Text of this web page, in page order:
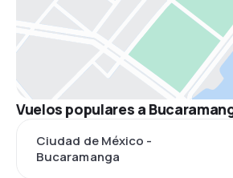
Vuelos populares a
Ciudad de México -
Bucaramanga